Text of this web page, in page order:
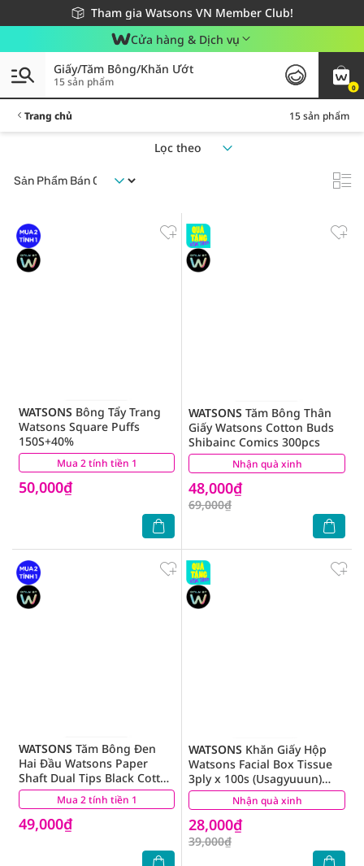
Tham gia Watsons VN Member Club!
Miễn phí giao hàng cho đơn hàng từ 249,000Đ
Giao hàng nhanh 24h - Áp dụng khu vực TP. Hồ Chí Minh
Cửa hàng & Dịch vụ
0
Giấy/Tăm Bông/Khăn Ướt
15 sản phẩm
Trang chủ 15 sản phẩm
Lọc theo
Mua 2 tính tiền 1
WATSONS Bông Tẩy Trang
Watsons Square Puffs
150S+40%
50,000₫
(30) Nhận quà xinh
WATSONS Tăm Bông Thân
Giấy Watsons Cotton Buds
Shibainc Comics 300pcs
48,000₫
69,000₫
(1)
Mua 2 tính tiền 1
WATSONS Tăm Bông Đen
Hai Đầu Watsons Paper
Shaft Dual Tips Black Cotton
Buds 200cây
49,000₫
(0) Nhận quà xinh
WATSONS Khăn Giấy Hộp
Watsons Facial Box Tissue
3ply x 100s (Usagyuuun)
(Giao màu ngẫu nhiên)
28,000₫
39,000₫
(1)